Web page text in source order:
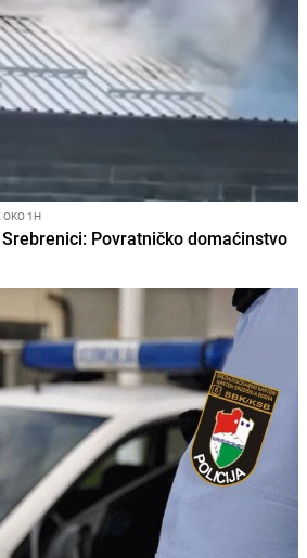
OKO 1H
Povratničko domaćinstvo